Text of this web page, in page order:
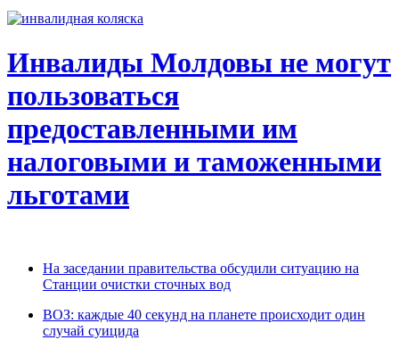
Инвалиды Молдовы не могут
пользоваться
предоставленными им
налоговыми и таможенными
льготами
На заседании правительства обсудили ситуацию на
Станции очистки сточных вод
ВОЗ: каждые 40 секунд на планете происходит один
случай суицида